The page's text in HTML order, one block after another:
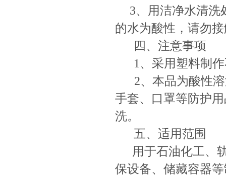
3、用洁净水清洗
的水为酸性，请勿
四、注意事项
1、采用塑料制
2、本品为酸性
手套、口罩等防护
洗。
五、适用范围
用于石油化工、
保设备、储藏容器